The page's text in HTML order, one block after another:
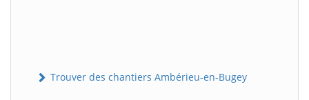
Trouver des chantiers Ambérieu-en-Bugey